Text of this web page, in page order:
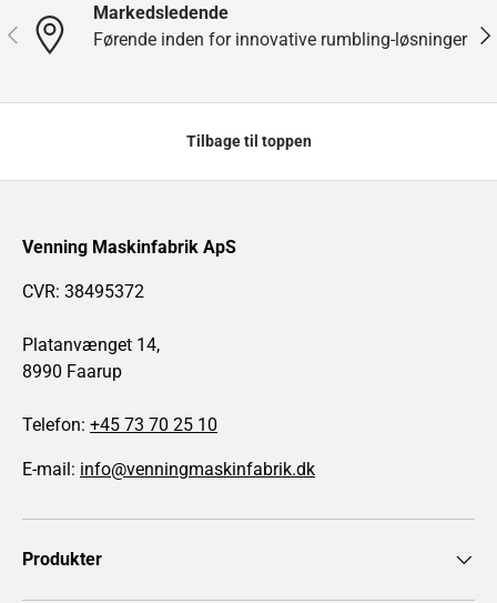
Forrige
Markedsledende
Førende inden for innovative rumbling-løsninger
Tilbage til toppen
Venning Maskinfabrik ApS
CVR: 38495372
Platanvænget 14,
8990 Faarup
Telefon: +45 73 70 25 10
E-mail: info@venningmaskinfabrik.dk
Produkter